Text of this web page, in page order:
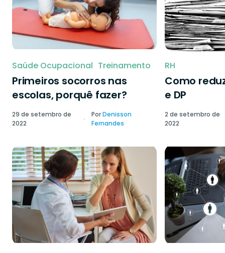
Saúde Ocupacional Treinamento
Primeiros socorros nas
escolas, porquê fazer?
29 de setembro de
2022
PorDenisson
Fernandes
RH
Como
e DP
2 de setembro de
2022